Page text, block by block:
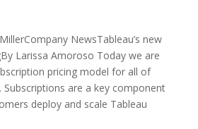
NewsTableau’s new
Larissa Amoroso Today we are
pricing model for all of
Subscriptions are a key component
deploy and scale Tableau